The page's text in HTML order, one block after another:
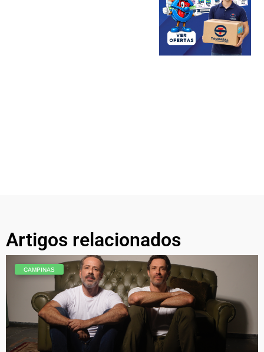
Artigos relacionados
CAMPINAS